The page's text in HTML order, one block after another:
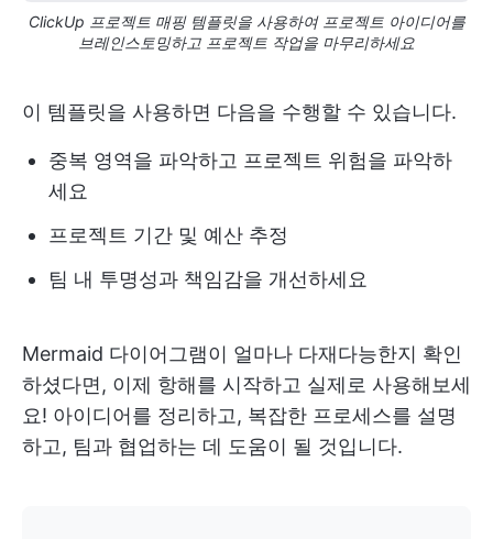
ClickUp 프로젝트 매핑 템플릿을 사용하여 프로젝트 아이디어를
브레인스토밍하고 프로젝트 작업을 마무리하세요
이 템플릿을 사용하면 다음을 수행할 수 있습니다.
중복 영역을 파악하고 프로젝트 위험을 파악하
세요
프로젝트 기간 및 예산 추정
팀 내 투명성과 책임감을 개선하세요
Mermaid 다이어그램이 얼마나 다재다능한지 확인
하셨다면, 이제 항해를 시작하고 실제로 사용해보세
요! 아이디어를 정리하고, 복잡한 프로세스를 설명
하고, 팀과 협업하는 데 도움이 될 것입니다.